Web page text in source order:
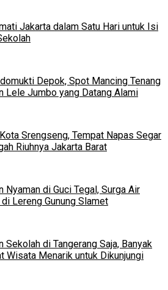
Jakarta dalam Satu Hari untuk Isi
Depok, Spot Mancing Tenang
Lele Jumbo yang Datang Alami
Srengseng, Tempat Napas Segar
Riuhnya Jakarta Barat
Nyaman di Guci Tegal, Surga Air
Lereng Gunung Slamet
Sekolah di Tangerang Saja, Banyak
Wisata Menarik untuk Dikunjungi